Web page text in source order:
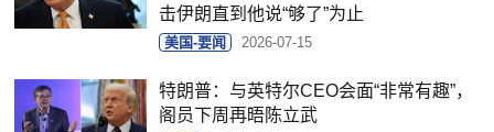
击伊朗直到他说“够了”为止
美国-要闻 2026-07-15
特朗普：与英特尔CEO会面“非常有趣”，
阁员下周再晤陈立武